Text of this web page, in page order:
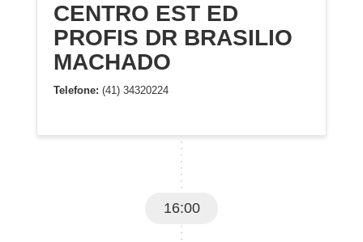
CENTRO EST ED
PROFIS DR BRASILIO
MACHADO
Telefone: (41) 34320224
16:00